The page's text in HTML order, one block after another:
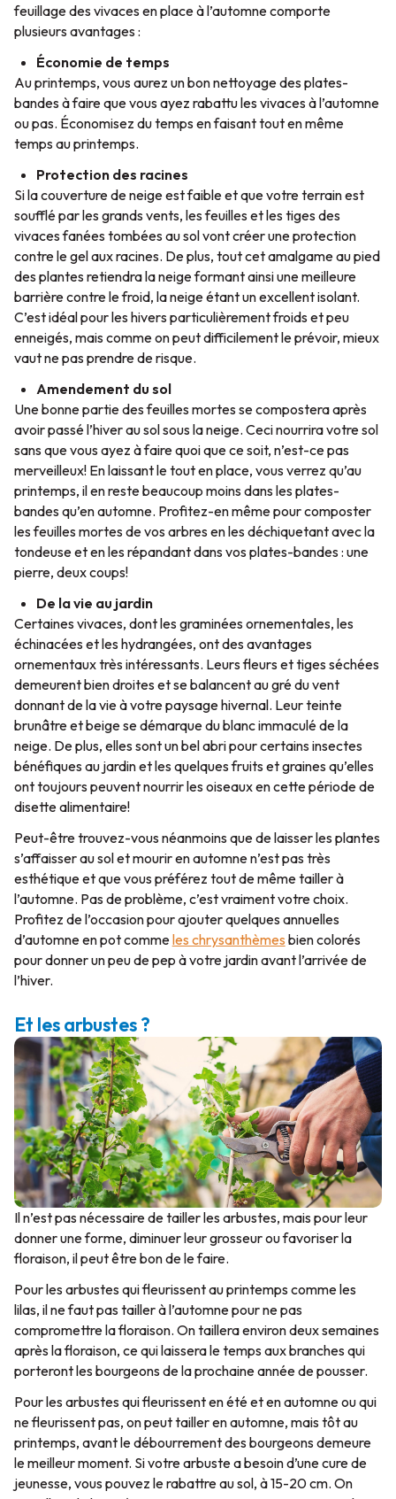
feuillage des vivaces en place à l’automne comporte
plusieurs avantages :
Économie de temps
Au printemps, vous aurez un bon nettoyage des plates-
bandes à faire que vous ayez rabattu les vivaces à l’automne
ou pas. Économisez du temps en faisant tout en même
temps au printemps.
Protection des racines
Si la couverture de neige est faible et que votre terrain est
soufflé par les grands vents, les feuilles et les tiges des
vivaces fanées tombées au sol vont créer une protection
contre le gel aux racines. De plus, tout cet amalgame au pied
des plantes retiendra la neige formant ainsi une meilleure
barrière contre le froid, la neige étant un excellent isolant.
C’est idéal pour les hivers particulièrement froids et peu
enneigés, mais comme on peut difficilement le prévoir, mieux
vaut ne pas prendre de risque.
Amendement du sol
Une bonne partie des feuilles mortes se compostera après
avoir passé l’hiver au sol sous la neige. Ceci nourrira votre sol
sans que vous ayez à faire quoi que ce soit, n’est-ce pas
merveilleux! En laissant le tout en place, vous verrez qu’au
printemps, il en reste beaucoup moins dans les plates-
bandes qu’en automne. Profitez-en même pour composter
les feuilles mortes de vos arbres en les déchiquetant avec la
tondeuse et en les répandant dans vos plates-bandes : une
pierre, deux coups!
De la vie au jardin
Certaines vivaces, dont les graminées ornementales, les
échinacées et les hydrangées, ont des avantages
ornementaux très intéressants. Leurs fleurs et tiges séchées
demeurent bien droites et se balancent au gré du vent
donnant de la vie à votre paysage hivernal. Leur teinte
brunâtre et beige se démarque du blanc immaculé de la
neige. De plus, elles sont un bel abri pour certains insectes
bénéfiques au jardin et les quelques fruits et graines qu’elles
ont toujours peuvent nourrir les oiseaux en cette période de
disette alimentaire!
Peut-être trouvez-vous néanmoins que de laisser les plantes
s’affaisser au sol et mourir en automne n’est pas très
esthétique et que vous préférez tout de même tailler à
l’automne. Pas de problème, c’est vraiment votre choix.
Profitez de l’occasion pour ajouter quelques annuelles
d’automne en pot commeles chrysanthèmes bien colorés
pour donner un peu de pep à votre jardin avant l’arrivée de
l’hiver.
Et les arbustes ?
Il n’est pas nécessaire de tailler les arbustes, mais pour leur
donner une forme, diminuer leur grosseur ou favoriser la
floraison, il peut être bon de le faire.
Pour les arbustes qui fleurissent au printemps comme les
lilas, il ne faut pas tailler à l’automne pour ne pas
compromettre la floraison. On taillera environ deux semaines
après la floraison, ce qui laissera le temps aux branches qui
porteront les bourgeons de la prochaine année de pousser.
Pour les arbustes qui fleurissent en été et en automne ou qui
ne fleurissent pas, on peut tailler en automne, mais tôt au
printemps, avant le débourrement des bourgeons demeure
le meilleur moment. Si votre arbuste a besoin d’une cure de
jeunesse, vous pouvez le rabattre au sol, à 15-20 cm. On